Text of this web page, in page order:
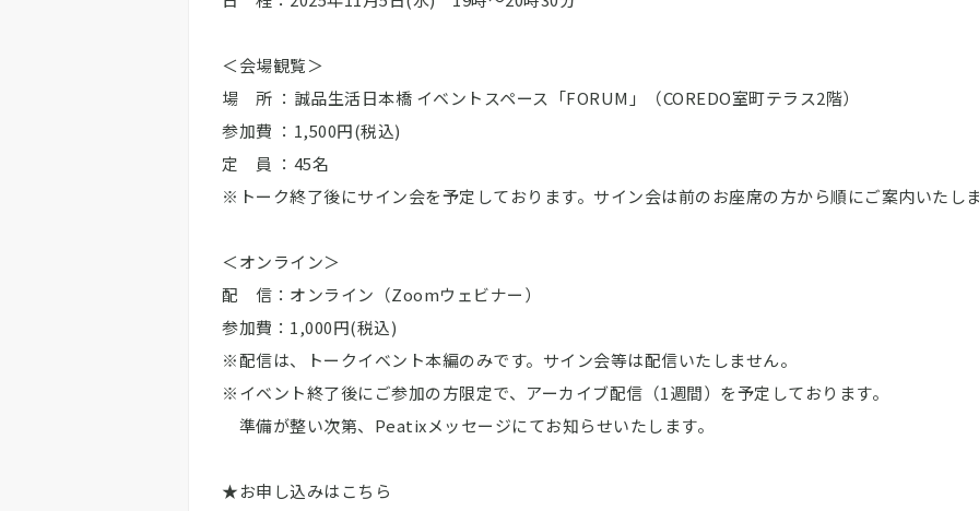
＜会場観覧＞
場 所 ：誠品生活日本橋 イベントスペース「FORUM」（COREDO室町テラス2階）
参加費 ：1,500円(税込)
定 員 ：45名
※トーク終了後にサイン会を予定しております。サイン会は前のお座席の方から順にご案内いたし
＜オンライン＞
配 信：オンライン（Zoomウェビナー）
参加費：1,000円(税込)
※配信は、トークイベント本編のみです。サイン会等は配信いたしません。
※イベント終了後にご参加の方限定で、アーカイブ配信（1週間）を予定しております。
準備が整い次第、Peatixメッセージにてお知らせいたします。
★お申し込みはこちら